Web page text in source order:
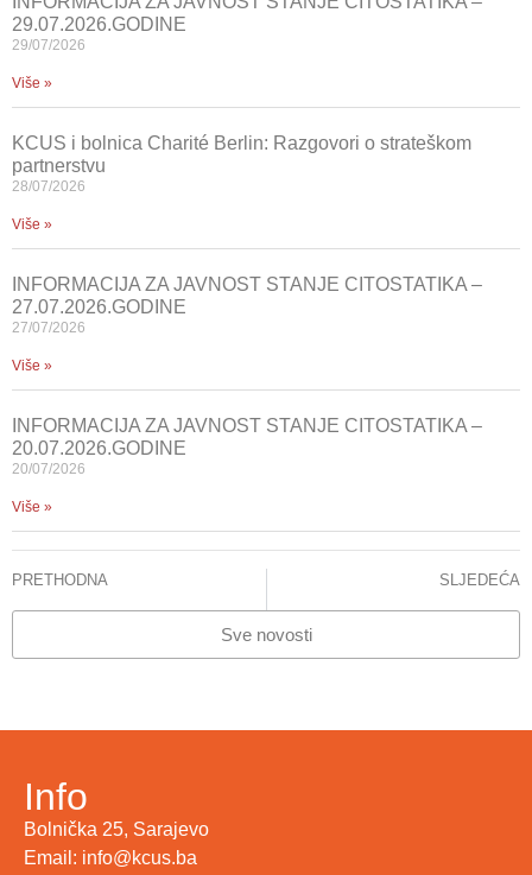
29.07.2026.GODINE
29/07/2026
Više »
KCUS i bolnica Charité Berlin: Razgovori o strateškom
partnerstvu
28/07/2026
Više »
INFORMACIJA ZA JAVNOST STANJE CITOSTATIKA –
27.07.2026.GODINE
27/07/2026
Više »
INFORMACIJA ZA JAVNOST STANJE CITOSTATIKA –
20.07.2026.GODINE
20/07/2026
Više »
PRETHODNA SLJEDEĆA
Sve novosti
Info
Bolnička 25, Sarajevo
Email: info@kcus.ba